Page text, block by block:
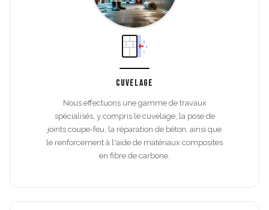
CUVELAGE
Nous effectuons une gamme de travaux
spécialisés, y compris le cuvelage, la pose de
joints coupe-feu, la réparation de béton, ainsi que
le renforcement à l'aide de matériaux composites
en fibre de carbone.